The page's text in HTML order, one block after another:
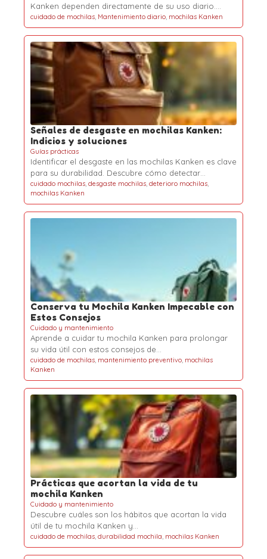
Kanken dependen directamente de su uso diario.…
cuidado de mochilas, Mantenimiento diario, mochilas Kanken
Señales de desgaste en mochilas Kanken:
Indicios y soluciones
Guías prácticas
Identificar el desgaste en las mochilas Kanken es clave
para su durabilidad. Descubre cómo detectar…
cuidado mochilas, desgaste mochilas, deterioro mochilas,
mochilas Kanken
Conserva tu Mochila Kanken Impecable con
Estos Consejos
Cuidado y mantenimiento
Aprende a cuidar tu mochila Kanken para prolongar
su vida útil con estos consejos de…
cuidado de mochilas, mantenimiento preventivo, mochilas
Kanken
Prácticas que acortan la vida de tu
mochila Kanken
Cuidado y mantenimiento
Descubre cuáles son los hábitos que acortan la vida
útil de tu mochila Kanken y…
cuidado de mochilas, durabilidad mochila, mochilas Kanken